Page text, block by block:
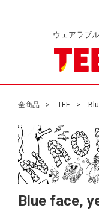
ウェアラブ
全商品 TEE
Blue face,